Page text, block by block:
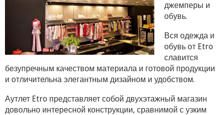
джемперы и
обувь.
Вся одежда и
обувь от Etro
славится
безупречным качеством материала и готовой продукции
и отличительна элегантным дизайном и удобством.
Аутлет Etro представляет собой двухэтажный магазин
довольно интересной конструкции, сравнимой с узким